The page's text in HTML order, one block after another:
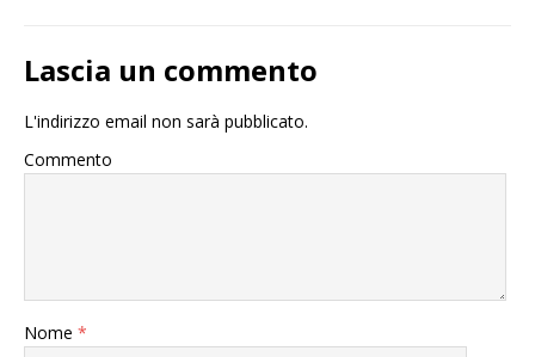
Lascia un commento
L'indirizzo email non sarà pubblicato.
Commento
Nome *